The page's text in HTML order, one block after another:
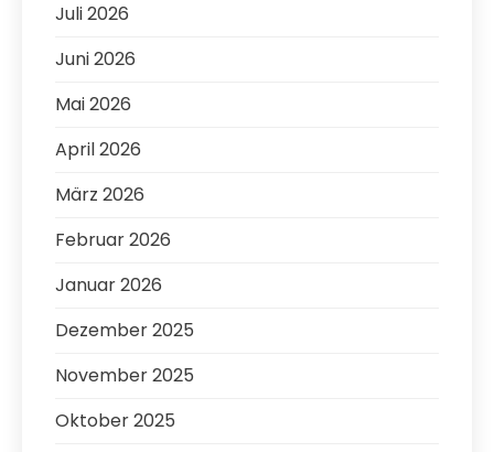
Juli 2026
Juni 2026
Mai 2026
April 2026
März 2026
Februar 2026
Januar 2026
Dezember 2025
November 2025
Oktober 2025